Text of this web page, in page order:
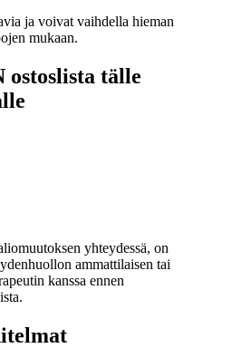
ja voivat vaihdella hieman
mukaan.
tälle
yhteydessä, on
ammattilaisen tai
kanssa ennen